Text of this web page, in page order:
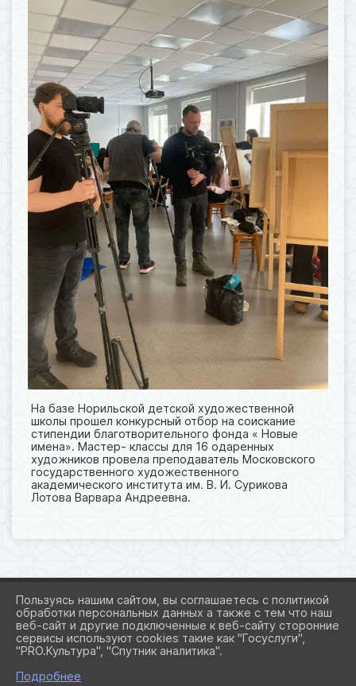
На базе Норильской детской художественной
школы прошел конкурсный отбор на соискание
стипендии благотворительного фонда « Новые
имена». Мастер- классы для 16 одаренных
художников провела преподаватель Московского
государственного художественного
академического института им. В. И. Сурикова
Лотова Варвара Андреевна.
2026 Г. ART-NORILSK.RU
ВХОД
КАРТА САЙТА
ПОЛИТИКА ОБРАБОТКИ ПЕРСОНАЛЬНЫХ ДАННЫХ
Пользуясь нашим сайтом, вы соглашаетесь с политикой
обработки персональных данных а также с тем что наш
веб-сайт и другие подключенные к веб-сайту сторонние
сервисы используют cookies такие как "Госуслуги",
"PRO.Культура", "Спутник аналитика".
Подробнее